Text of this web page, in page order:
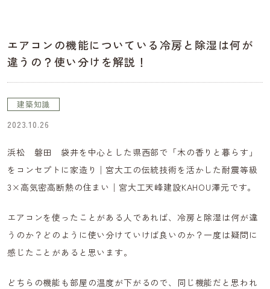
エアコンの機能についている冷房と除湿は何が
違うの？使い分けを解説！
建築知識
2023.10.26
浜松 磐田 袋井を中心とした県西部で「木の香りと暮らす」
をコンセプトに家造り│宮大工の伝統技術を活かした耐震等級
3×高気密高断熱の住まい│宮大工天峰建設KAHOU澤元です。
エアコンを使ったことがある人であれば、冷房と除湿は何が違
うのか？どのように使い分けていけば良いのか？一度は疑問に
感じたことがあると思います。
どちらの機能も部屋の温度が下がるので、同じ機能だと思われ